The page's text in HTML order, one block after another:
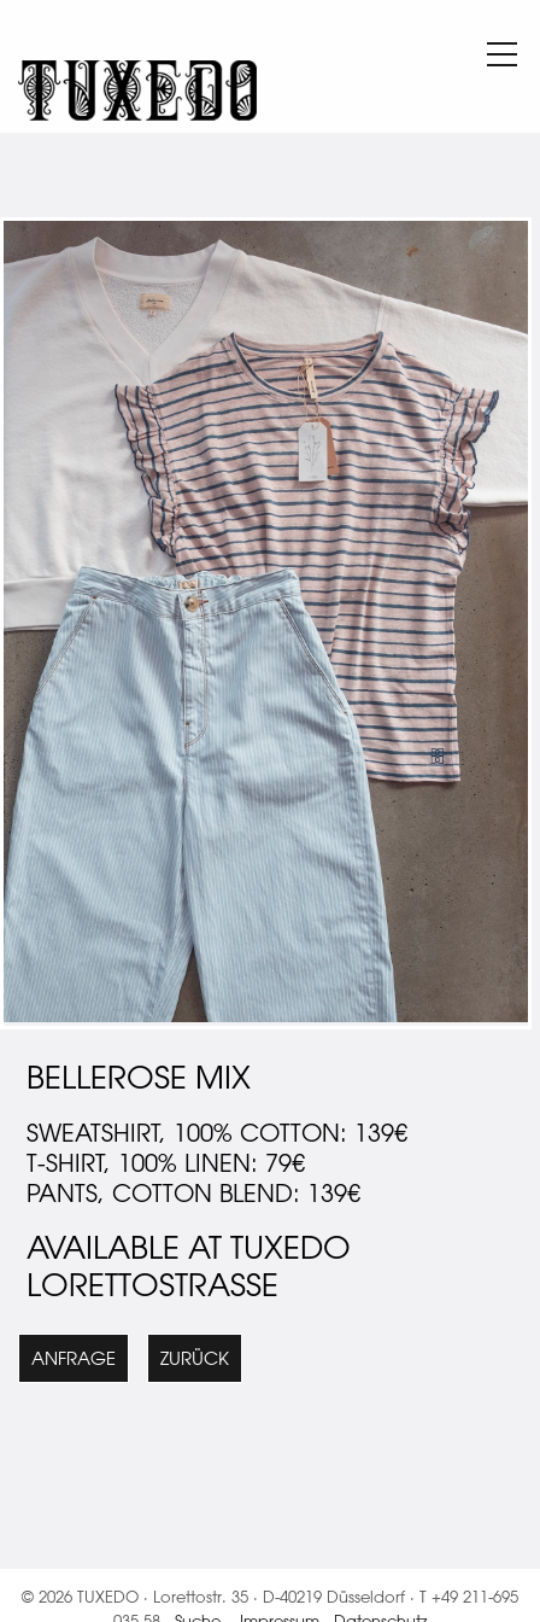
BELLEROSE MIX
SWEATSHIRT, 100% COTTON: 139€
T-SHIRT, 100% LINEN: 79€
PANTS, COTTON BLEND: 139€
AVAILABLE AT TUXEDO
LORETTOSTRASSE
ANFRAGE ZURÜCK
© 2026 TUXEDO · Lorettostr. 35 · D-40219 Düsseldorf · T +49 211-695